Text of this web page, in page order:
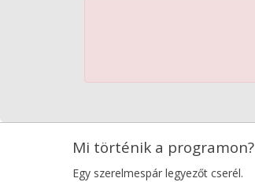
Mi történik a programon?
Egy szerelmespár legyezőt cserél.